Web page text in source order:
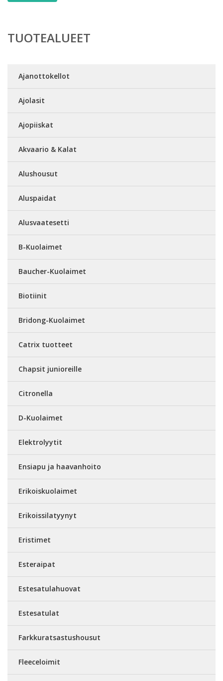
TUOTEALUEET
Ajanottokellot
Ajolasit
Ajopiiskat
Akvaario & Kalat
Alushousut
Aluspaidat
Alusvaatesetti
B-Kuolaimet
Baucher-Kuolaimet
Biotiinit
Bridong-Kuolaimet
Catrix tuotteet
Chapsit junioreille
Citronella
D-Kuolaimet
Elektrolyytit
Ensiapu ja haavanhoito
Erikoiskuolaimet
Erikoissilatyynyt
Eristimet
Esteraipat
Estesatulahuovat
Estesatulat
Farkkuratsastushousut
Fleeceloimit